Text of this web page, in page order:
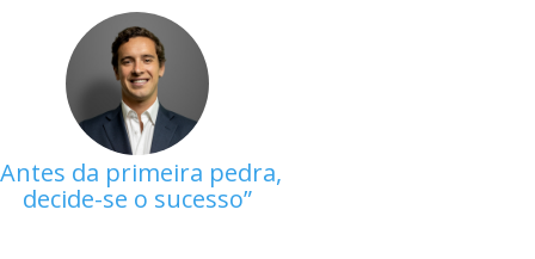
Antes da primeira pedra,
decide-se o sucesso